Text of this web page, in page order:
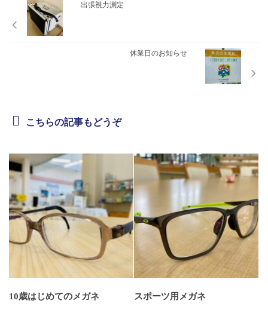
出張視力測定
休業日のお知らせ
こちらの記事もどうぞ
10歳はじめてのメガネ スポーツ用メガネ